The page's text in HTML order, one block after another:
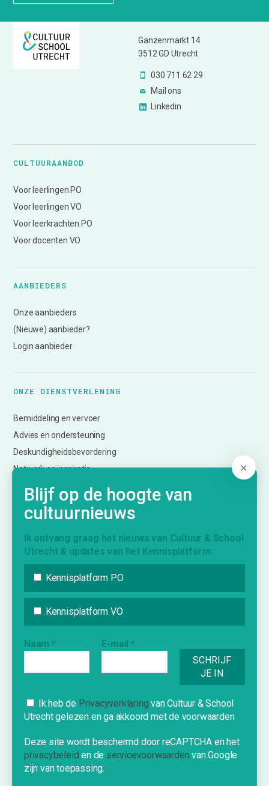
Ganzenmarkt 14
3512 GD Utrecht
030 711 62 29
Mail ons
Linkedin
CULTUURAANBOD
Voor leerlingen PO
Voor leerlingen VO
Voor leerkrachten PO
Voor docenten VO
AANBIEDERS
Onze aanbieders
(Nieuwe) aanbieder?
Login aanbieder
ONZE DIENSTVERLENING
Bemiddeling en vervoer
Advies en ondersteuning
Deskundigheidsbevordering
Netwerk en inspiratie
Evalueren en monitoren
Informatie over subsidies
Creatief Vermogen Utrecht (CmK)
KENNISPLATFORM
Nieuws
Agenda
Inspiratie
Vraag & Aanbod
Inschrijven nieuwsbrief
INFORMATIE
Over Cultuur & School Utrecht
Contact
Cookies
Deze website gebruikt cookies om je
OK!
Blijf op de hoogte van
cultuurnieuws
Ik ontvang graag het nieuws van Cultuur & School
Utrecht & updates van het Kennisplatform:
Kennisplatform PO
Kennisplatform VO
Naam * E-mail *
Ik heb de Privacyverklaring van Cultuur & School
Utrecht gelezen en ga akkoord met de voorwaarden
Deze site wordt beschermd door reCAPTCHA en het
privacybeleid en de servicevoorwaarden van Google
zijn van toepassing.